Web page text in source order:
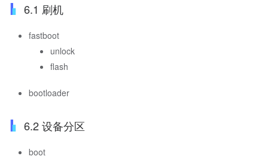
6.1 刷机
fastboot
unlock
flash
bootloader
6.2 设备分区
boot